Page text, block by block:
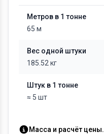
Метров в 1 тонне
65 м
Вес одной штуки
185.52 кг
Штук в 1 тонне
≈ 5 шт
Масса и расчёт цены.